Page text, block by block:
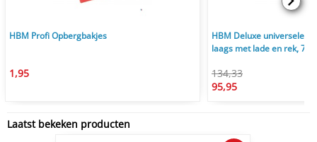
HBM Profi Opbergbakjes
1,95
HBM Deluxe universele
laags met lade en rek, 75
134,33
95,95
Laatst bekeken producten